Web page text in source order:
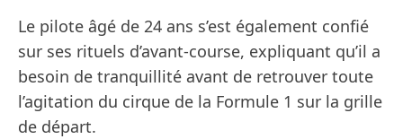
Le pilote âgé de 24 ans s’est également confié
sur ses rituels d’avant-course, expliquant qu’il a
besoin de tranquillité avant de retrouver toute
l’agitation du cirque de la Formule 1 sur la grille
de départ.